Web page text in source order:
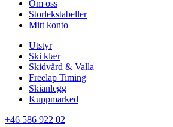
Om oss
Storlekstabeller
Mitt konto
Utstyr
Ski klær
Skidvård & Valla
Freelap Timing
Skianlegg
Kuppmarked
+46 586 922 02